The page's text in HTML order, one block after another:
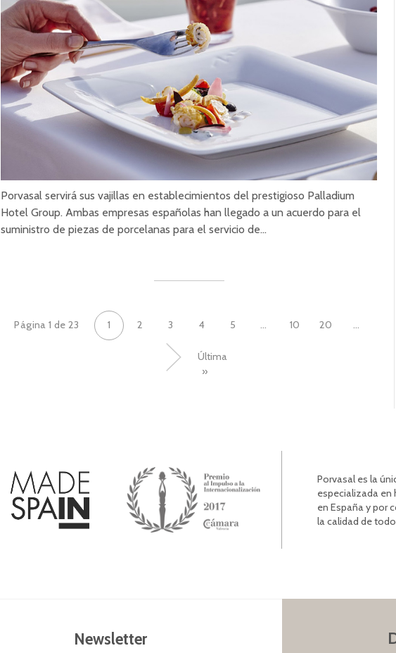
Porvasal servirá sus vajillas en establecimientos del prestigioso Palladium
Hotel Group. Ambas empresas españolas han llegado a un acuerdo para el
suministro de piezas de porcelanas para el servicio de…
Página 1 de 23 1 2 3 4 5 ... 10 20 ...
»
Última
»
Porvasal es la
especializada en
en España y por
la calidad de
Newsletter